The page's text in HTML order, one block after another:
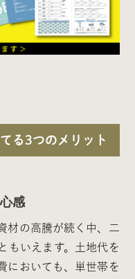
る3つのメリット
感
材の高騰が続く中、二
もいえます。土地代を
においても、単世帯を